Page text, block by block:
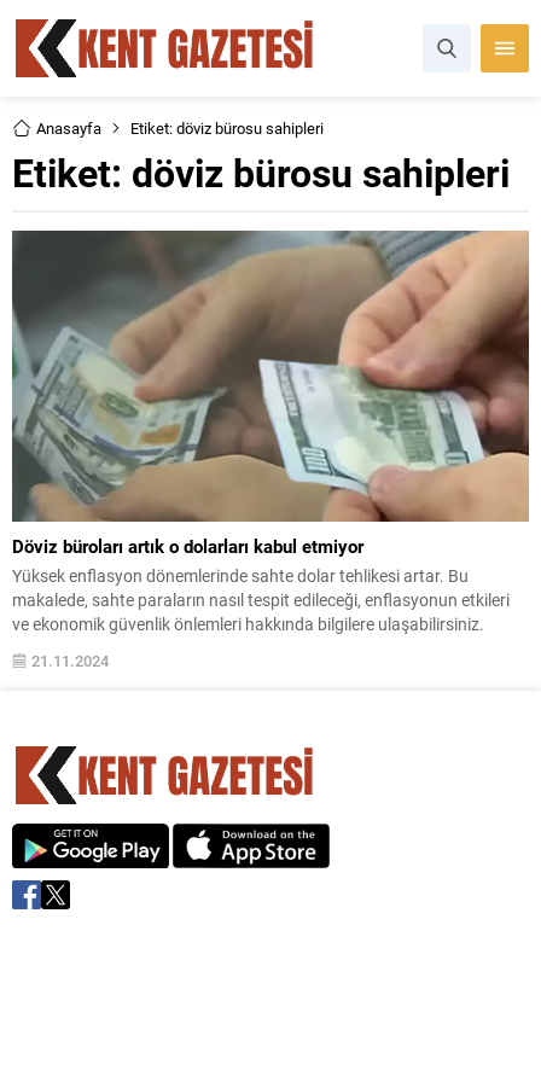
Anasayfa Etiket: döviz bürosu sahipleri
Etiket: döviz bürosu sahipleri
Döviz büroları artık o dolarları kabul etmiyor
Yüksek enflasyon dönemlerinde sahte dolar tehlikesi artar. Bu
makalede, sahte paraların nasıl tespit edileceği, enflasyonun etkileri
ve ekonomik güvenlik önlemleri hakkında bilgilere ulaşabilirsiniz.
21.11.2024